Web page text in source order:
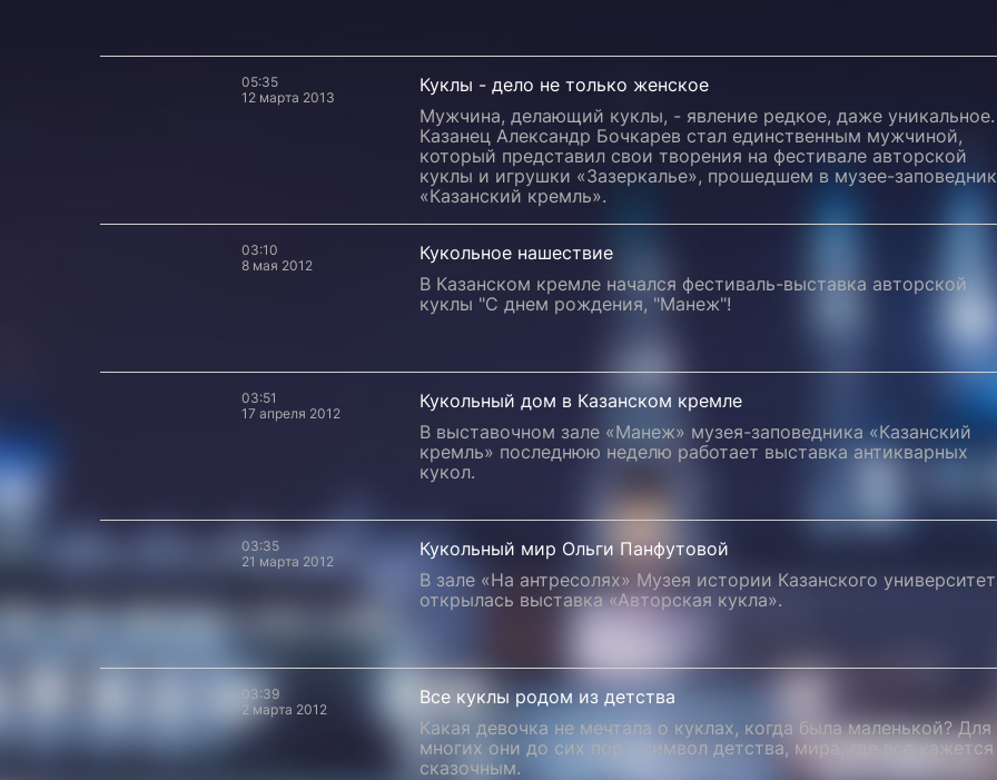
05:35
12 марта 2013
Куклы - дело не только женское
Мужчина, делающий куклы, - явление редкое, даже уникальное.
Казанец Александр Бочкарев стал единственным мужчиной,
который представил свои творения на фестивале авторской
куклы и игрушки «Зазеркалье», прошедшем в музее-
«Казанский кремль».
03:10
8 мая 2012
Кукольное нашествие
В Казанском кремле начался фестиваль-выставка авторской
куклы "С днем рождения, "Манеж"!
03:51
17 апреля 2012
Кукольный дом в Казанском кремле
В выставочном зале «Манеж» музея-заповедника «Казанский
кремль» последнюю неделю работает выставка антикварных
кукол.
03:35
21 марта 2012
Кукольный мир Ольги Панфутовой
В зале «На антресолях» Музея истории Казанского
открылась выставка «Авторская кукла».
03:39
2 марта 2012
Все куклы родом из детства
Какая девочка не мечтала о куклах, когда была маленькой? Для
многих они до сих пор - символ детства, мира, где все кажется
сказочным.